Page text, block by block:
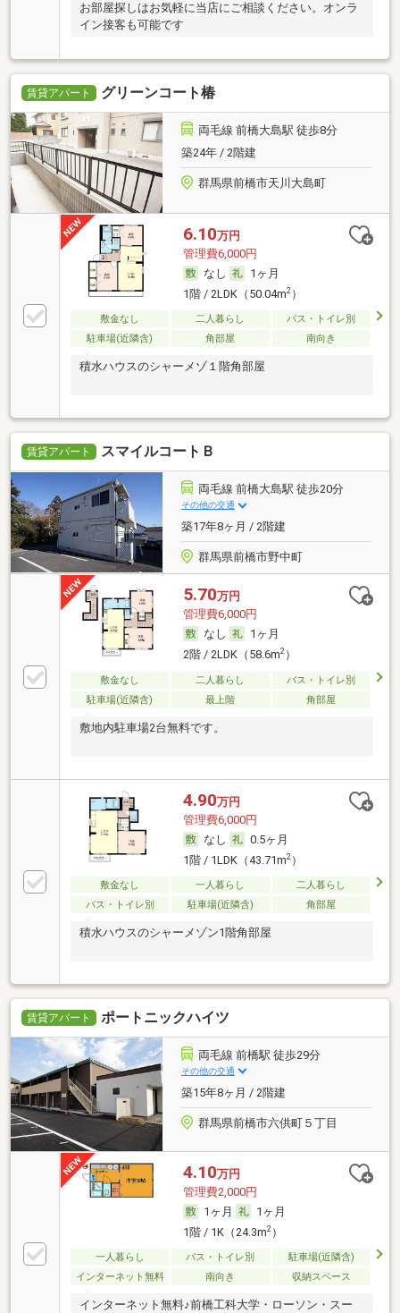
お部屋探しはお気軽に当店にご相談ください。オンラ
イン接客も可能です
賃貸アパート グリーンコート椿
両毛線 前橋大島駅 徒歩8分
築24年 / 2階建
群馬県前橋市天川大島町
6.10万円
管理費6,000円
なし
1ヶ月
1階 / 2LDK（50.04m2）
敷金なし 二人暮らし
バス・トイレ別
駐車場(近隣含)
角部屋 南向き
積水ハウスのシャーメゾ１階角部屋
賃貸アパート スマイルコートＢ
両毛線 前橋大島駅 徒歩20分
その他の交通
築17年8ヶ月 / 2階建
群馬県前橋市野中町
5.70万円
管理費6,000円
なし
1ヶ月
2階 / 2LDK（58.6m2）
敷金なし 二人暮らし
バス・トイレ別
駐車場(近隣含)
最上階 角部屋
敷地内駐車場2台無料です。
4.90万円
管理費6,000円
なし
0.5ヶ月
1階 / 1LDK（43.71m2）
敷金なし 一人暮らし
二人暮らし
バス・トイレ別
駐車場(近隣含) 角部屋
積水ハウスのシャーメゾン1階角部屋
賃貸アパート ポートニックハイツ
両毛線 前橋駅 徒歩29分
その他の交通
築15年8ヶ月 / 2階建
群馬県前橋市六供町５丁目
4.10万円
管理費2,000円
1ヶ月
1ヶ月
1階 / 1K（24.3m2）
一人暮らし バス・トイレ別
駐車場(近隣含)
インターネット無料
南向き 収納スペース
インターネット無料♪前橋工科大学・ローソン・スー